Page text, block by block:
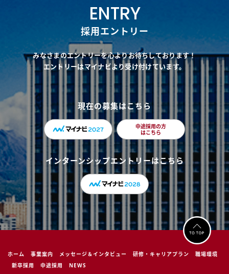
ENTRY
採用エントリー
みなさまのエントリーを心よりお待ちしております！
エントリーはマイナビより受け付けています。
現在の募集はこちら
中途採用の方
はこちら
インターンシップエントリーはこちら
ホーム 事業案内 メッセージ＆インタビュー 研修・キャリアプラン
職場環境
新卒採用
中途採用 NEWS